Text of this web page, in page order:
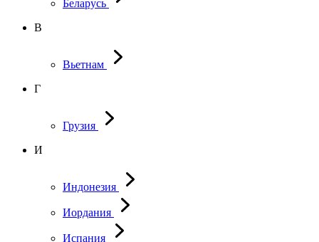
Беларусь
В
Вьетнам
Г
Грузия
И
Индонезия
Иордания
Испания